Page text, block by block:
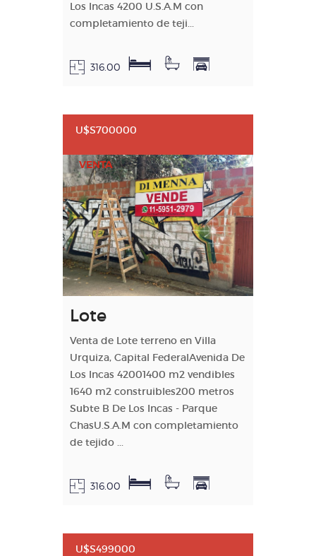
Los Incas 4200 U.S.A.M con
completamiento de teji...
316.00
U$S700000
VENTA
Lote
Venta de Lote terreno en Villa
Urquiza, Capital FederalAvenida De
Los Incas 42001400 m2 vendibles
1640 m2 construibles200 metros
Subte B De Los Incas - Parque
ChasU.S.A.M con completamiento
de tejido ...
316.00
U$S499000